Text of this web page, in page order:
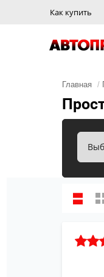
Как купить
Главная /